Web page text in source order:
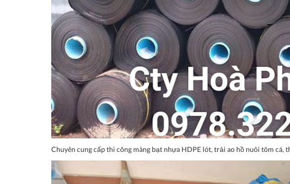
Chuyên cung cấp thi công màng bạt nhựa HDPE lót, trải ao hồ nuôi tôm cá,